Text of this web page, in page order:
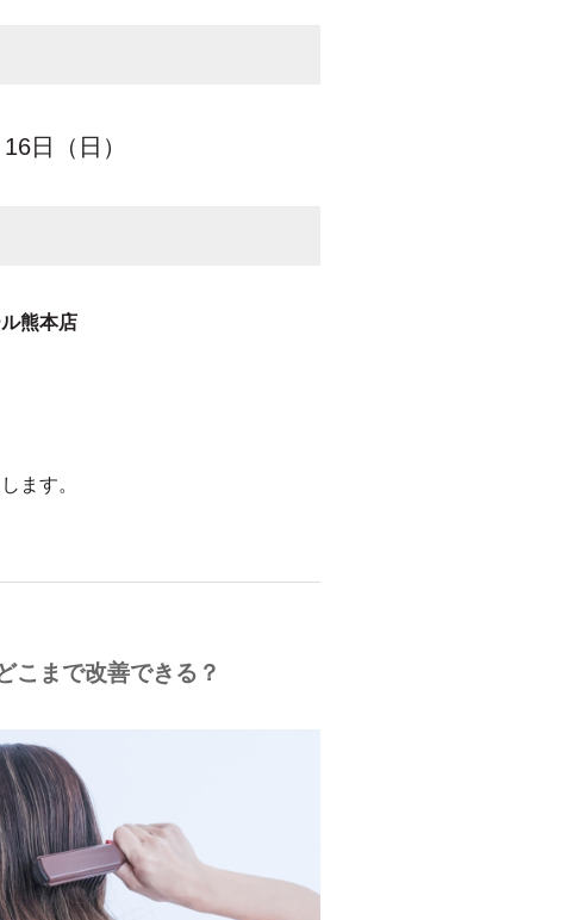
日（日）
熊本店
ます。
こまで改善できる？